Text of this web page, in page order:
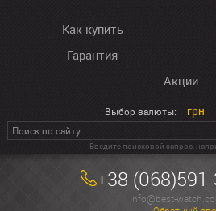
Как купить
Гарантия
Акции
Выбор валюты: грн
Введите поисковой запрос,
+38
info@best-